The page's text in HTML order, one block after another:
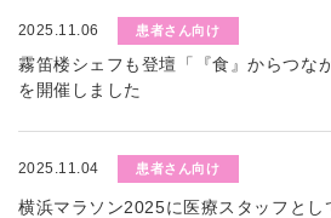
2025.11.06 患者さん向け
霧笛楼シェフも登壇「『食』からつな
を開催しました
2025.11.04 患者さん向け
横浜マラソン2025に医療スタッフとし